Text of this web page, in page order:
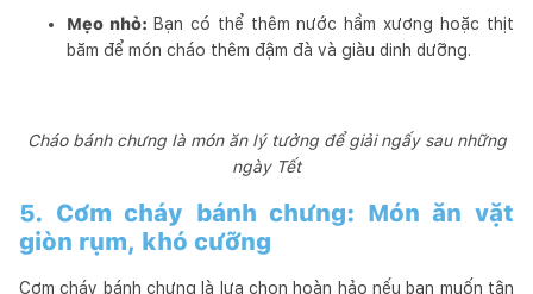
Mẹo nhỏ: Bạn có thể thêm nước hầm xương hoặc thịt
băm để món cháo thêm đậm đà và giàu dinh dưỡng.
Cháo bánh chưng là món ăn lý tưởng để giải ngấy sau những
ngày Tết
5. Cơm cháy bánh chưng: Món ăn vặt
giòn rụm, khó cưỡng
Cơm cháy bánh chưng là lựa chọn hoàn hảo nếu bạn muốn tận